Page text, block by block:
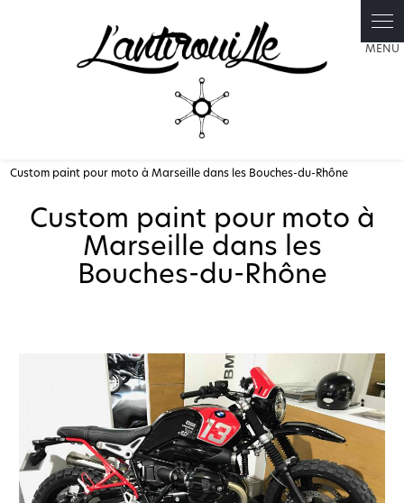
Custom paint pour moto à Marseille dans les Bouches-du-Rhône
Custom paint pour moto à
Marseille dans les
Bouches-du-Rhône